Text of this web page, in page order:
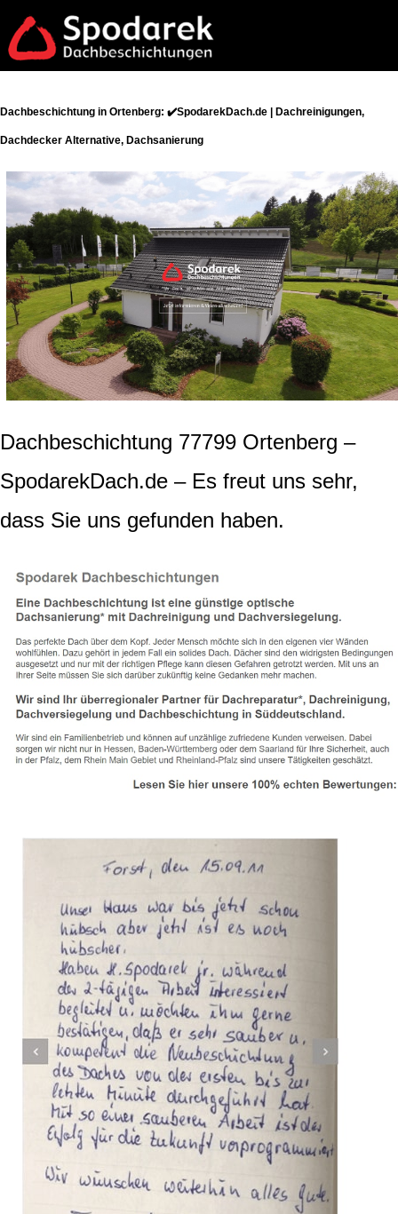
Dachbeschichtung in Ortenberg: ✔️SpodarekDach.de | Dachreinigungen,
Dachdecker Alternative, Dachsanierung
Dachbeschichtung 77799 Ortenberg –
SpodarekDach.de – Es freut uns sehr,
dass Sie uns gefunden haben.